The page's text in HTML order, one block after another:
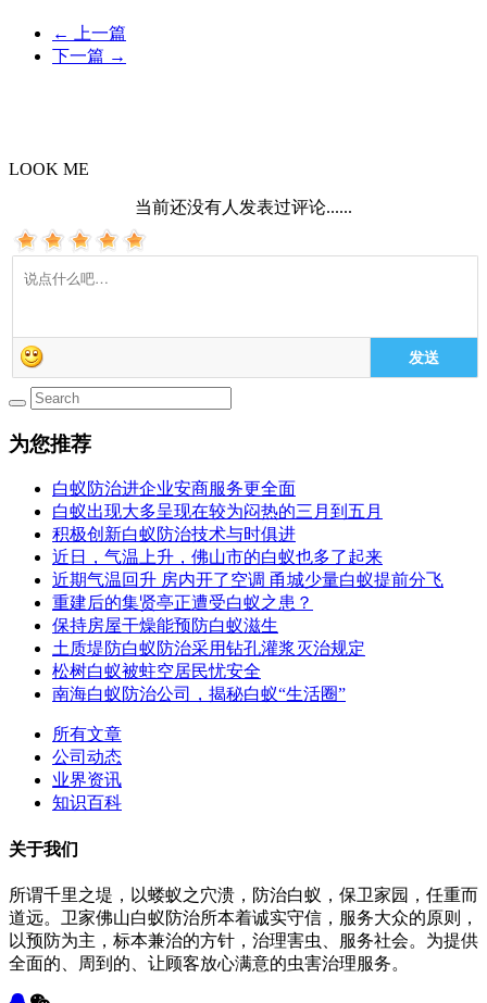
←
上一篇
下一篇 →
LOOK ME
当前还没有人发表过评论......
发送
为您推荐
白蚁防治进企业安商服务更全面
白蚁出现大多呈现在较为闷热的三月到五月
积极创新白蚁防治技术与时俱进
近日，气温上升，佛山市的白蚁也多了起来
近期气温回升 房内开了空调 甬城少量白蚁提前分飞
重建后的集贤亭正遭受白蚁之患？
保持房屋干燥能预防白蚁滋生
土质堤防白蚁防治采用钻孔灌浆灭治规定
松树白蚁被蛀空居民忧安全
南海白蚁防治公司，揭秘白蚁“生活圈”
所有文章
公司动态
业界资讯
知识百科
关于我们
所谓千里之堤，以蝼蚁之穴溃，防治白蚁，保卫家园，任重而
道远。卫家佛山白蚁防治所本着诚实守信，服务大众的原则，
以预防为主，标本兼治的方针，治理害虫、服务社会。为提供
全面的、周到的、让顾客放心满意的虫害治理服务。